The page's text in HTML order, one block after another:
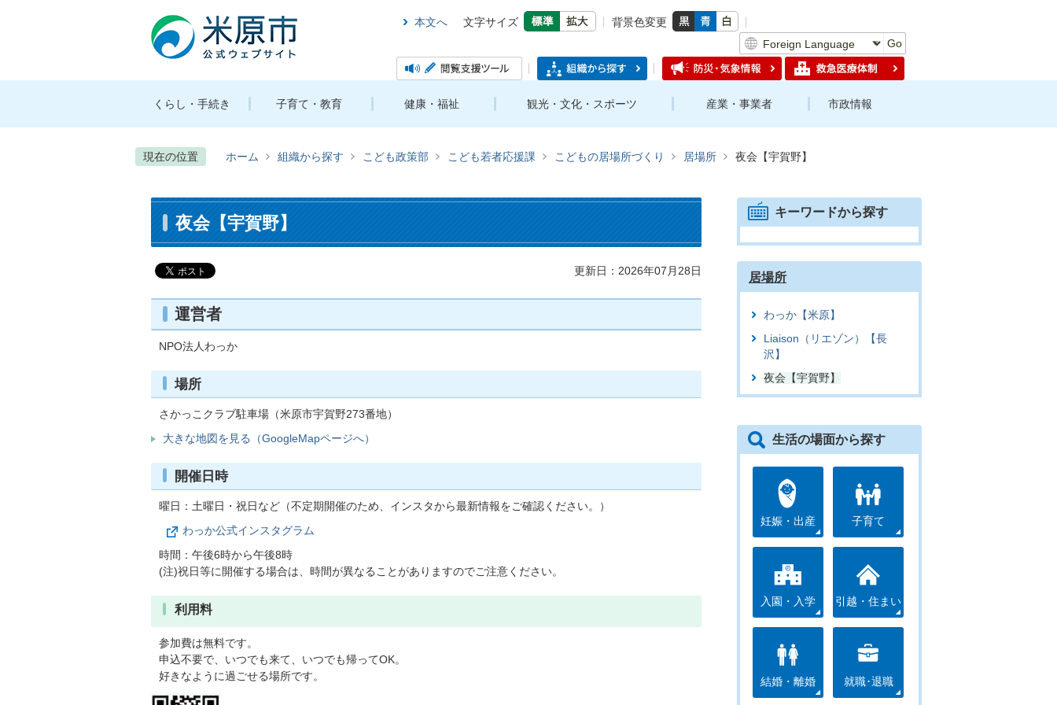
本文へ 文字サイズ
背景色変更
Go
くらし・手続き 子育て・教育 健康・福祉 観光・文化・スポーツ 産業・事業者 市政情報
現在の位置 ホーム 組織から探す こども政策部 こども若者応援課 こどもの居場所づくり 居場所 夜会【宇賀野】
夜会【宇賀野】
更新日：2026年07月28日
運営者
NPO法人わっか
場所
さかっこクラブ駐車場（米原市宇賀野273番地）
大きな地図を見る（GoogleMapページへ）
開催日時
曜日：土曜日・祝日など（不定期開催のため、インスタから最新情報をご確認ください。）
わっか公式インスタグラム
時間：午後6時から午後8時
(注)祝日等に開催する場合は、時間が異なることがありますのでご注意ください。
利用料
参加費は無料です。
申込不要で、いつでも来て、いつでも帰ってOK。
好きなように過ごせる場所です。
キーワードから探す
居場所
わっか【米原】
Liaison（リエゾン）【長
沢】
夜会【宇賀野】
生活の場面から探す
妊娠・出産 子育て
入園・入学 引越・住まい
結婚・離婚 就職･退職